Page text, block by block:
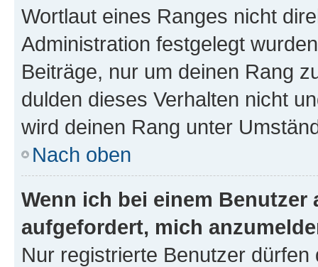
Wortlaut eines Ranges nicht
Administration festgelegt
Beiträge, nur um deinen Rang
dulden dieses Verhalten nicht
wird deinen Rang unter
Nach oben
Wenn ich bei einem
aufgefordert, mich
Nur registrierte Benutzer